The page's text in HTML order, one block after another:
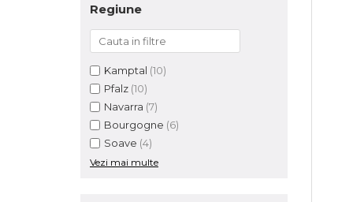
Regiune
Kamptal (10)
Pfalz (10)
Navarra (7)
Bourgogne (6)
Soave (4)
Vezi mai multe